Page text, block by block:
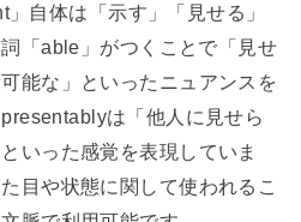
自体は「示す」「見せる」
「able」がつくことで「見せ
能な」といったニュアンスを
は「他人に見せら
いった感覚を表現していま
目や状態に関して使われるこ